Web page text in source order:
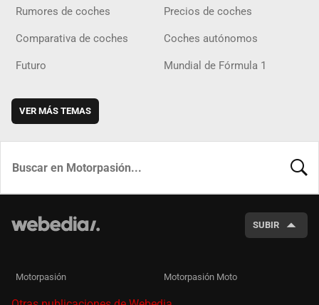
Rumores de coches Precios de coches
Comparativa de coches Coches autónomos
Futuro Mundial de Fórmula 1
VER MÁS TEMAS
SUBIR
Motorpasión Motorpasión Moto